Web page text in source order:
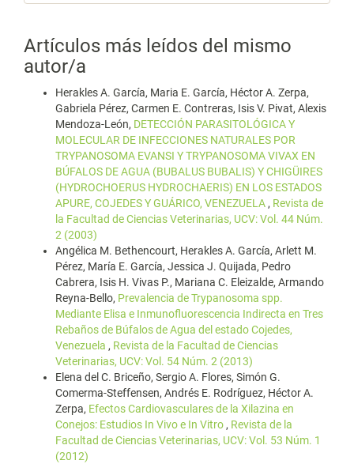
Artículos más leídos del mismo
autor/a
Herakles A. García, Maria E. García, Héctor A. Zerpa,
Gabriela Pérez, Carmen E. Contreras, Isis V. Pivat, Alexis
Mendoza-León, DETECCIÓN PARASITOLÓGICA Y
MOLECULAR DE INFECCIONES NATURALES POR
TRYPANOSOMA EVANSI Y TRYPANOSOMA VIVAX EN
BÚFALOS DE AGUA (BUBALUS BUBALIS) Y CHIGÜIRES
(HYDROCHOERUS HYDROCHAERIS) EN LOS ESTADOS
APURE, COJEDES Y GUÁRICO, VENEZUELA , Revista de
la Facultad de Ciencias Veterinarias, UCV: Vol. 44 Núm.
2 (2003)
Angélica M. Bethencourt, Herakles A. García, Arlett M.
Pérez, María E. García, Jessica J. Quijada, Pedro
Cabrera, Isis H. Vivas P., Mariana C. Eleizalde, Armando
Reyna-Bello, Prevalencia de Trypanosoma spp.
Mediante Elisa e Inmunofluorescencia Indirecta en Tres
Rebaños de Búfalos de Agua del estado Cojedes,
Venezuela , Revista de la Facultad de Ciencias
Veterinarias, UCV: Vol. 54 Núm. 2 (2013)
Elena del C. Briceño, Sergio A. Flores, Simón G.
Comerma-Steffensen, Andrés E. Rodríguez, Héctor A.
Zerpa, Efectos Cardiovasculares de la Xilazina en
Conejos: Estudios In Vivo e In Vitro , Revista de la
Facultad de Ciencias Veterinarias, UCV: Vol. 53 Núm. 1
(2012)